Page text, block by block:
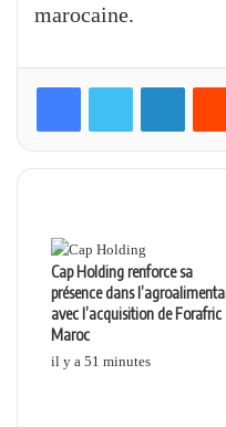
marocaine.
Cap Holding renforce sa
présence dans
avec l’acquisition de Forafric
Maroc
il y a 51 minutes